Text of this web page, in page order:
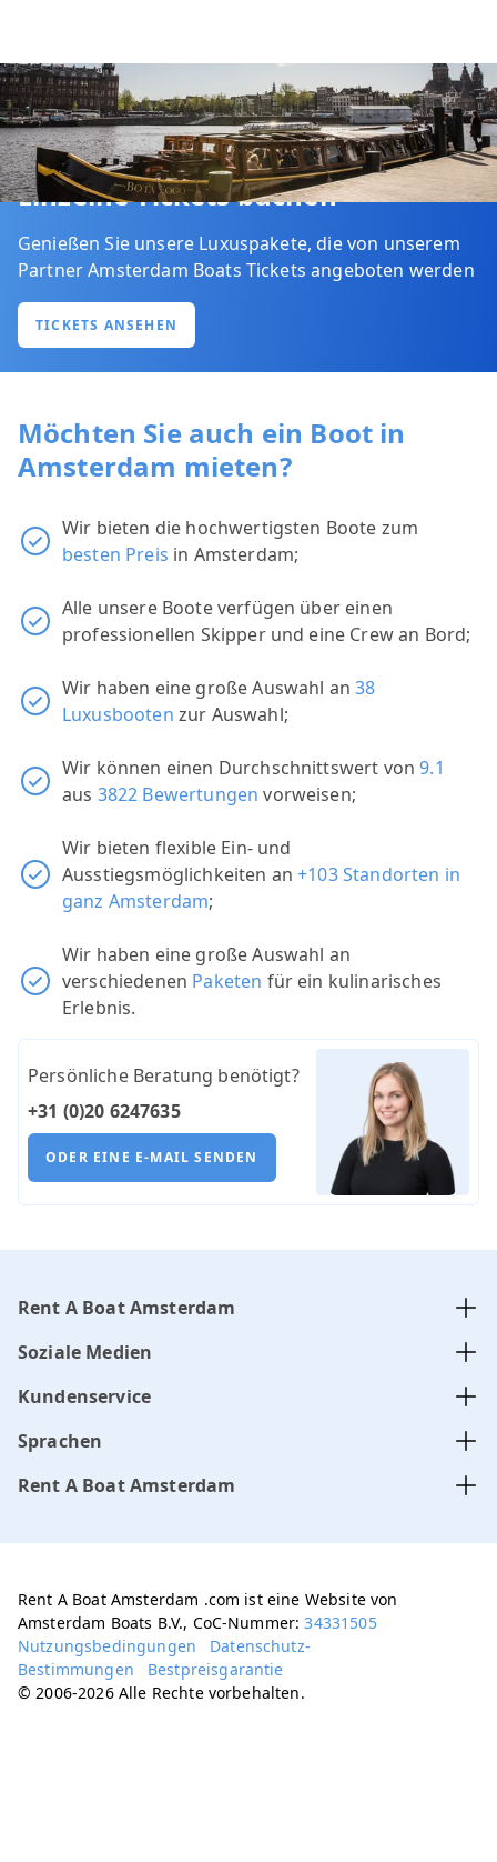
Einzelne Tickets buchen
Genießen Sie unsere Luxuspakete, die von unserem
Partner Amsterdam Boats Tickets angeboten werden
TICKETS ANSEHEN
Möchten Sie auch ein Boot in
Amsterdam mieten?
Wir bieten die hochwertigsten Boote zum
besten Preis in Amsterdam;
Alle unsere Boote verfügen über einen
professionellen Skipper und eine Crew an Bord;
Wir haben eine große Auswahl an38
Luxusbooten zur Auswahl;
Wir können einen Durchschnittswert von9.1
aus 3822 Bewertungen vorweisen;
Wir bieten flexible Ein- und
Ausstiegsmöglichkeiten an+103 Standorten in
ganz Amsterdam;
Wir haben eine große Auswahl an
verschiedenen Paketen für ein kulinarisches
Erlebnis.
Persönliche Beratung benötigt?
+31 (0)20 6247635
ODER EINE E-MAIL SENDEN
Rent A Boat Amsterdam
Soziale Medien
Kundenservice
Sprachen
Rent A Boat Amsterdam
Rent A Boat Amsterdam .com ist eine Website von
Amsterdam Boats B.V., CoC-Nummer:34331505
Nutzungsbedingungen
Datenschutz-
Bestimmungen
Bestpreisgarantie
© 2006-2026 Alle Rechte vorbehalten.